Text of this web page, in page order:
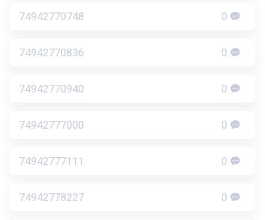
74942770748 0
74942770836 0
74942770940 0
74942777000 0
74942777111 0
74942778227 0